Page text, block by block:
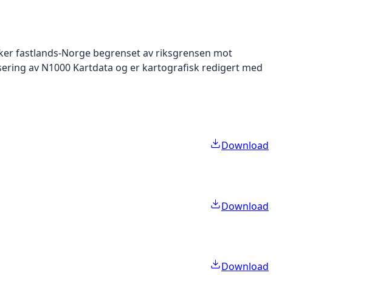
fastlands-Norge begrenset av riksgrensen mot
av N1000 Kartdata og er kartografisk redigert med
Download
Download
Download